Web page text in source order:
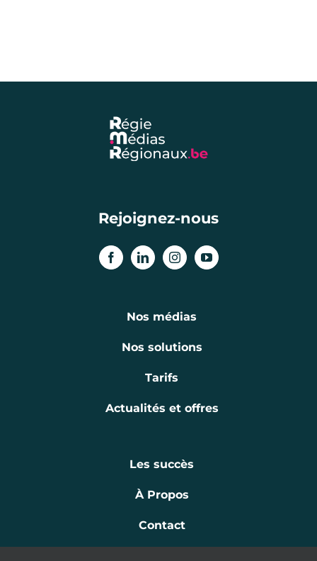
Rejoignez-nous
Nos médias
Nos solutions
Tarifs
Actualités et offres
Les succès
À Propos
Contact